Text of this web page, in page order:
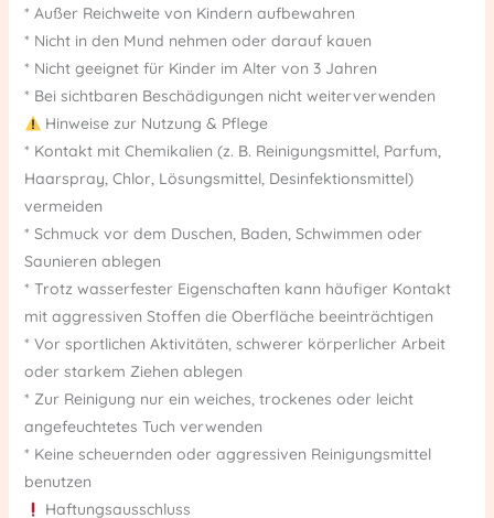
* Außer Reichweite von Kindern aufbewahren
* Nicht in den Mund nehmen oder darauf kauen
* Nicht geeignet für Kinder im Alter von 3 Jahren
* Bei sichtbaren Beschädigungen nicht weiterverwenden
Hinweise zur Nutzung & Pflege
* Kontakt mit Chemikalien (z. B. Reinigungsmittel, Parfum,
Haarspray, Chlor, Lösungsmittel, Desinfektionsmittel)
vermeiden
* Schmuck vor dem Duschen, Baden, Schwimmen oder
Saunieren ablegen
* Trotz wasserfester Eigenschaften kann häufiger Kontakt
mit aggressiven Stoffen die Oberfläche beeinträchtigen
* Vor sportlichen Aktivitäten, schwerer körperlicher Arbeit
oder starkem Ziehen ablegen
* Zur Reinigung nur ein weiches, trockenes oder leicht
angefeuchtetes Tuch verwenden
* Keine scheuernden oder aggressiven Reinigungsmittel
benutzen
Haftungsausschluss